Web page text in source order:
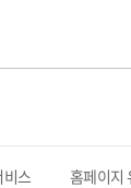
스 홈페이지